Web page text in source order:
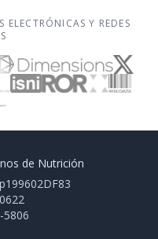
ELECTRÓNICAS Y REDES
de Nutrición
5806